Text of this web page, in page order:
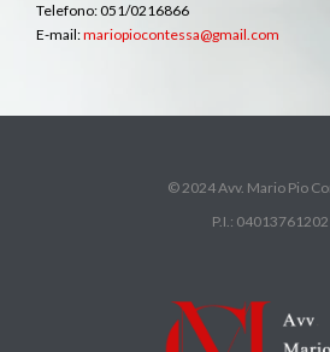
Telefono: 051/0216866
E-mail:mariopiocontessa@gmail.com
© 2024 Avv. Mario Pio
P.I.: 04013761202